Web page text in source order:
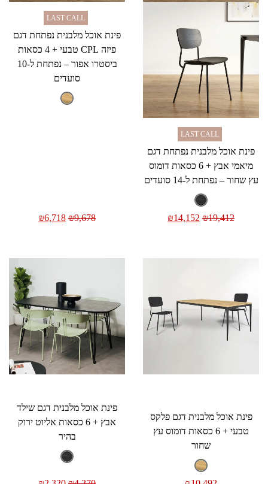
LAST CALL
פינת אוכל מלבנית נפתחת דגם
מיאמי אבץ + 6 כסאות דומוס
עץ שחור – נפתחת ל-14 סועדים
₪19,412
₪14,152
LAST CALL
פינת אוכל מלבנית נפתחת דגם
פיזה CPL טבעי + 4 כסאות
ביסטרו אפור – נפתחת ל-10
סועדים
₪9,678
₪6,718
פינת אוכל מלבנית דגם פלקס
טבעי + 6 כסאות דומוס עץ
שחור
פינת אוכל מלבנית דגם שילד
אבץ + 6 כסאות אליוט ירוק
בהיר